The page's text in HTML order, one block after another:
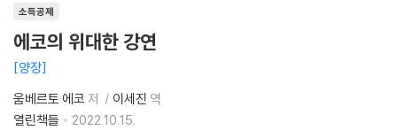
소득공제
에코의 위대한 강연
양장
움베르토 에코 저 이세진 역
열린책들
2022.10.15.